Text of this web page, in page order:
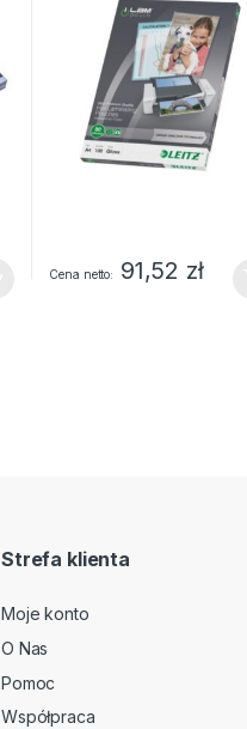
Cena netto 91,52 zł
Strefa klienta
Moje konto
O Nas
Pomoc
Współpraca